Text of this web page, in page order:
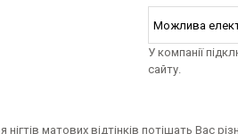
У компанії
сайту.
нігтів матових відтінків потішать